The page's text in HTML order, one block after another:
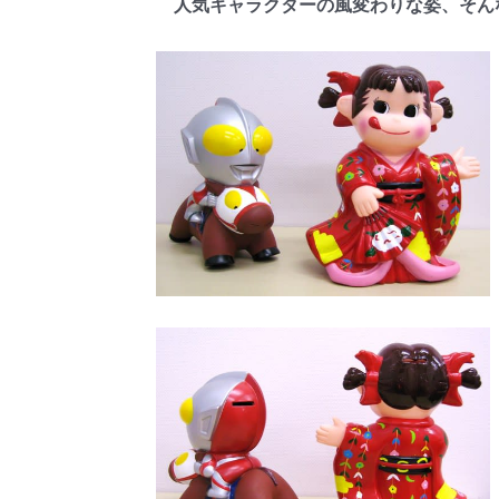
人気キャラクターの風変わりな姿、そん